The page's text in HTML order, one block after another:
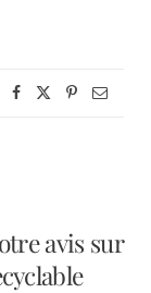
avis sur